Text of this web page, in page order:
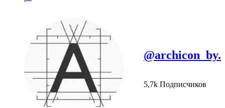
@archicon_by.
5,7k Подписчиков